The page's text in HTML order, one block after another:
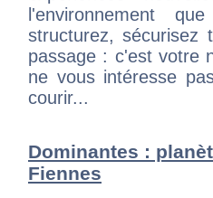
l'environnement
structurez, sécurisez
passage : c'est votre
ne vous intéresse
courir...
Dominantes :
Fiennes